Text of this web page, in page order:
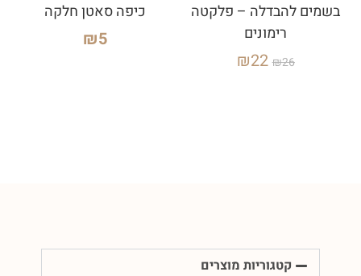
בשמים להבדלה – פלקטה
רימונים
₪26
₪22
כיפה סאטן חלקה
₪5
קטגוריות מוצרים